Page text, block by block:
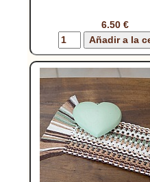
6.50 €